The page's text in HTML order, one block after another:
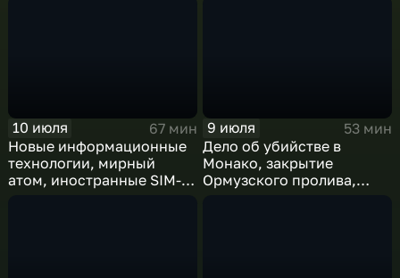
10 июля
67 мин
Новые информационные
технологии, мирный
атом, иностранные SIM-
9 июля
53 мин
Дело об убийстве в
Монако, закрытие
Ормузского пролива,